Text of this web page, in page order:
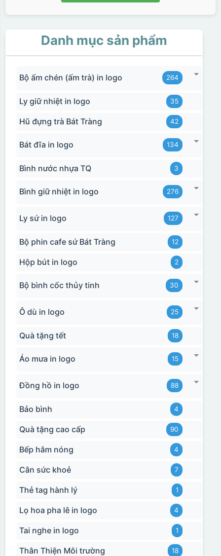
Danh mục sản phẩm
Bộ ấm chén (ấm trà) in logo 264
Ly giữ nhiệt in logo 35
Hũ đựng trà Bát Tràng 42
Bát đĩa in logo 134
Bình nước nhựa TQ 3
Bình giữ nhiệt in logo 276
Ly sứ in logo 127
Bộ phin cafe sứ Bát Tràng 12
Hộp bút in logo 2
Bộ bình cốc thủy tinh 30
Ô dù in logo 25
Quà tặng tết 18
Áo mưa in logo 15
Đồng hồ in logo 88
Bảo bình 4
Quà tặng cao cấp 90
Bếp hâm nóng 4
Cân sức khoẻ 7
Thẻ tag hành lý 1
Lọ hoa pha lê in logo 4
Tai nghe in logo 1
Thân Thiện Môi trường 18